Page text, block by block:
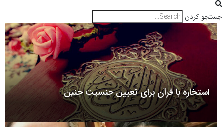
جستجو کردن
استخاره با قرآن برای تعیین جنسیت جنین